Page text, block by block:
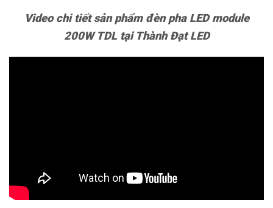
Video chi tiết sản phẩm đèn pha LED module
200W TDL tại Thành Đạt LED